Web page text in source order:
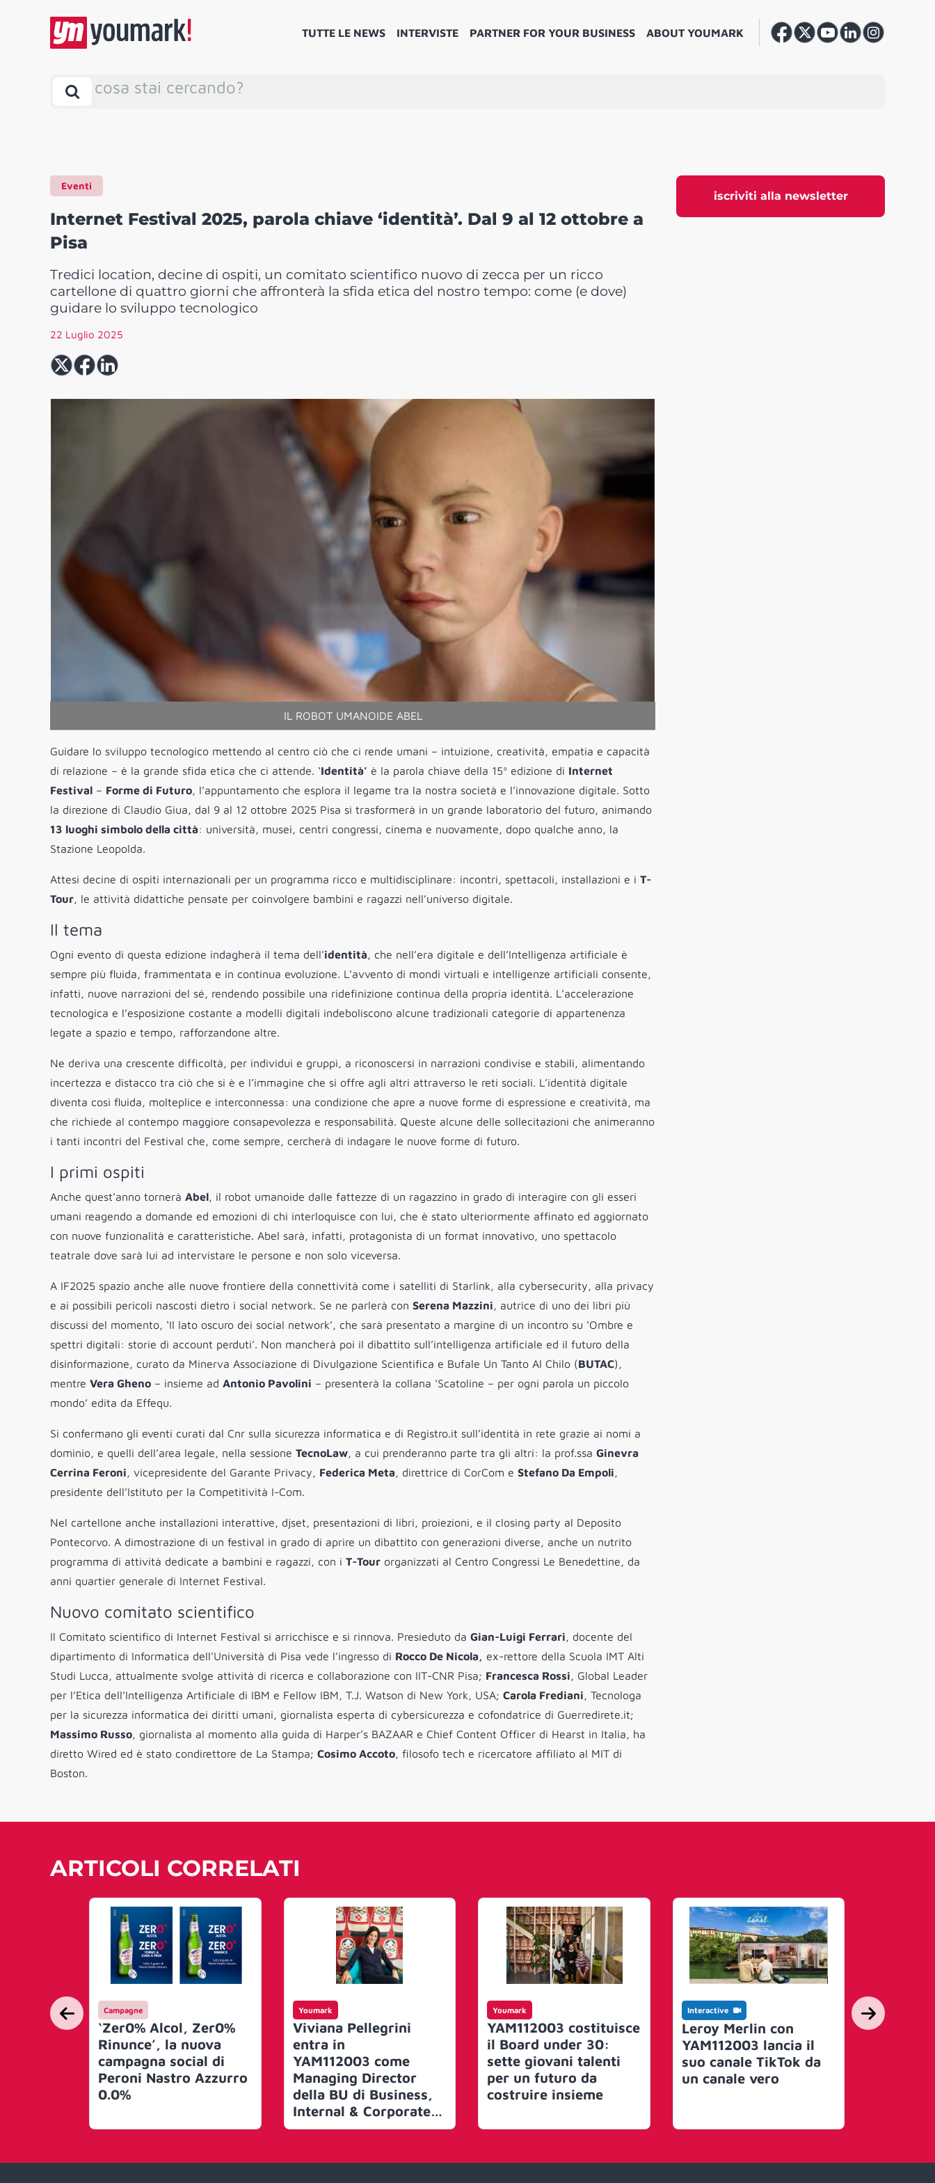
TUTTE LE NEWS INTERVISTE PARTNER FOR YOUR BUSINESS ABOUT YOUMARK
cosa stai cercando?
iscriviti alla newsletter
Eventi
Internet Festival 2025, parola chiave ‘identità’. Dal 9 al 12 ottobre a
Pisa
Tredici location, decine di ospiti, un comitato scientifico nuovo di zecca per un ricco
cartellone di quattro giorni che affronterà la sfida etica del nostro tempo: come (e dove)
guidare lo sviluppo tecnologico
22 Luglio 2025
IL ROBOT UMANOIDE ABEL
Guidare lo sviluppo tecnologico mettendo al centro ciò che ci rende umani – intuizione, creatività, empatia e capacità
di relazione – è la grande sfida etica che ci attende. ‘Identità’ è la parola chiave della 15ª edizione di Internet
Festival – Forme di Futuro, l’appuntamento che esplora il legame tra la nostra società e l’innovazione digitale. Sotto
la direzione di Claudio Giua, dal 9 al 12 ottobre 2025 Pisa si trasformerà in un grande laboratorio del futuro, animando
13 luoghi simbolo della città: università, musei, centri congressi, cinema e nuovamente, dopo qualche anno, la
Stazione Leopolda.
Attesi decine di ospiti internazionali per un programma ricco e multidisciplinare: incontri, spettacoli, installazioni e i T-
Tour, le attività didattiche pensate per coinvolgere bambini e ragazzi nell’universo digitale.
Il tema
Ogni evento di questa edizione indagherà il tema dell’identità, che nell’era digitale e dell’Intelligenza artificiale è
sempre più fluida, frammentata e in continua evoluzione. L’avvento di mondi virtuali e intelligenze artificiali consente,
infatti, nuove narrazioni del sé, rendendo possibile una ridefinizione continua della propria identità. L’accelerazione
tecnologica e l’esposizione costante a modelli digitali indeboliscono alcune tradizionali categorie di appartenenza
legate a spazio e tempo, rafforzandone altre.
Ne deriva una crescente difficoltà, per individui e gruppi, a riconoscersi in narrazioni condivise e stabili, alimentando
incertezza e distacco tra ciò che si è e l’immagine che si offre agli altri attraverso le reti sociali. L’identità digitale
diventa così fluida, molteplice e interconnessa: una condizione che apre a nuove forme di espressione e creatività, ma
che richiede al contempo maggiore consapevolezza e responsabilità. Queste alcune delle sollecitazioni che animeranno
i tanti incontri del Festival che, come sempre, cercherà di indagare le nuove forme di futuro.
I primi ospiti
Anche quest’anno tornerà Abel, il robot umanoide dalle fattezze di un ragazzino in grado di interagire con gli esseri
umani reagendo a domande ed emozioni di chi interloquisce con lui, che è stato ulteriormente affinato ed aggiornato
con nuove funzionalità e caratteristiche. Abel sarà, infatti, protagonista di un format innovativo, uno spettacolo
teatrale dove sarà lui ad intervistare le persone e non solo viceversa.
A IF2025 spazio anche alle nuove frontiere della connettività come i satelliti di Starlink, alla cybersecurity, alla privacy
e ai possibili pericoli nascosti dietro i social network. Se ne parlerà con Serena Mazzini, autrice di uno dei libri più
discussi del momento, ‘Il lato oscuro dei social network’, che sarà presentato a margine di un incontro su ‘Ombre e
spettri digitali: storie di account perduti’. Non mancherà poi il dibattito sull’intelligenza artificiale ed il futuro della
disinformazione, curato da Minerva Associazione di Divulgazione Scientifica e Bufale Un Tanto Al Chilo (BUTAC),
mentre Vera Gheno – insieme ad Antonio Pavolini – presenterà la collana ‘Scatoline – per ogni parola un piccolo
mondo’ edita da Effequ.
Si confermano gli eventi curati dal Cnr sulla sicurezza informatica e di Registro.it sull’identità in rete grazie ai nomi a
dominio, e quelli dell’area legale, nella sessione TecnoLaw, a cui prenderanno parte tra gli altri: la prof.ssa Ginevra
Cerrina Feroni, vicepresidente del Garante Privacy, Federica Meta, direttrice di CorCom e Stefano Da Empoli,
presidente dell’Istituto per la Competitività I-Com.
Nel cartellone anche installazioni interattive, djset, presentazioni di libri, proiezioni, e il closing party al Deposito
Pontecorvo. A dimostrazione di un festival in grado di aprire un dibattito con generazioni diverse, anche un nutrito
programma di attività dedicate a bambini e ragazzi, con i T-Tour organizzati al Centro Congressi Le Benedettine, da
anni quartier generale di Internet Festival.
Nuovo comitato scientifico
Il Comitato scientifico di Internet Festival si arricchisce e si rinnova. Presieduto da Gian-Luigi Ferrari, docente del
dipartimento di Informatica dell’Università di Pisa vede l’ingresso di Rocco De Nicola, ex-rettore della Scuola IMT Alti
Studi Lucca, attualmente svolge attività di ricerca e collaborazione con IIT-CNR Pisa; Francesca Rossi, Global Leader
per l’Etica dell’Intelligenza Artificiale di IBM e Fellow IBM, T.J. Watson di New York, USA; Carola Frediani, Tecnologa
per la sicurezza informatica dei diritti umani, giornalista esperta di cybersicurezza e cofondatrice di Guerredirete.it;
Massimo Russo, giornalista al momento alla guida di Harper’s BAZAAR e Chief Content Officer di Hearst in Italia, ha
diretto Wired ed è stato condirettore de La Stampa; Cosimo Accoto, filosofo tech e ricercatore affiliato al MIT di
Boston.
ARTICOLI CORRELATI
Campagne
‘Zer0% Alcol, Zer0%
Rinunce’, la nuova
campagna social di
Peroni Nastro Azzurro
0.0%
Youmark
Viviana Pellegrini
entra in
YAM112003 come
Managing Director
della BU di Business,
Internal & Corporate
Communication
Youmark
YAM112003 costituisce
il Board under 30:
sette giovani talenti
per un futuro da
costruire insieme
Interactive
Leroy Merlin con
YAM112003 lancia il
suo canale TikTok da
un canale vero
Art, Event &
Nelson